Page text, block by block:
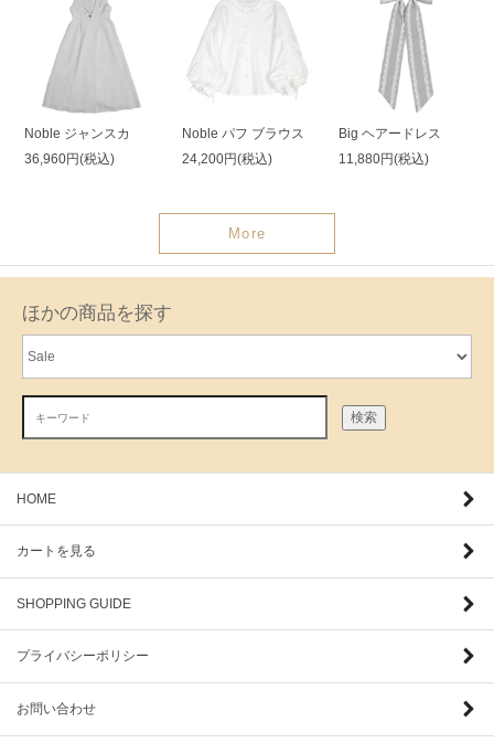
Noble ジャンスカ
36,960円(税込)
Noble パフ ブラウス
24,200円(税込)
Big ヘアードレス
11,880円(税込)
More
ほかの商品を探す
検索
HOME
カートを見る
SHOPPING GUIDE
プライバシーポリシー
お問い合わせ